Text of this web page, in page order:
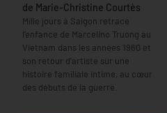
de Marie-Christine Courtès
Mille jours à Saigon retrace
l’enfance de Marcelino Truong au
Vietnam dans les années 1960 et
son retour d’artiste sur une
histoire familiale intime, au cœur
des débuts de la guerre.